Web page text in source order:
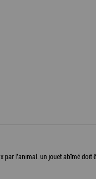
par l'animal. un jouet abîmé doit